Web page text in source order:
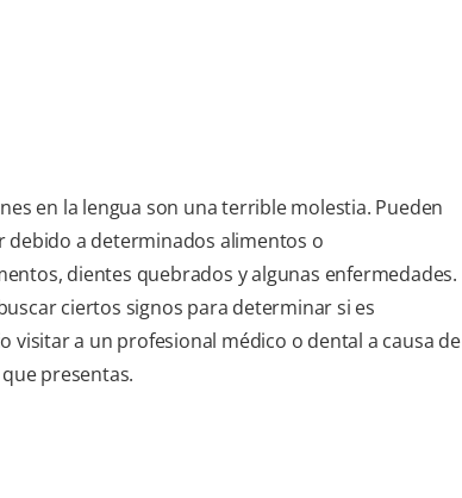
en la lengua son una terrible molestia. Pueden
debido a determinados alimentos o
dientes quebrados y algunas enfermedades.
ciertos signos para determinar si es
visitar a un profesional médico o dental a causa de
presentas.